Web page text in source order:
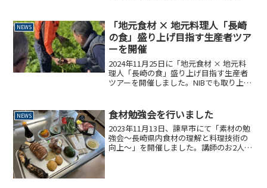
NEWS
「地元食材 × 地元料理人「長崎
の食」盛り上げ目指す生産者ツア
ーを開催
2024年11月25日に「地元食材 × 地元料
理人「長崎の食」盛り上げ目指す生産者
ツアーを開催しました。NIBでも取り上げ
NEWS 食材勉強会を行いました
2023年11月13日、諫早市にて「素材の勉
強会～長崎県内食材の理解と料理技術の
向上～」を開催しました。講師のお2人